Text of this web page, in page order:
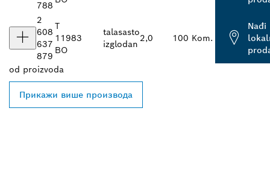
788
2
608
637
879
T
119
BO
83
talasasto
izglodan
2,0 100 Kom.
Nađi
od proizvoda
Прикажи више производа